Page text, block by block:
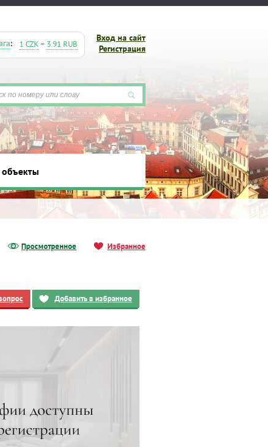
Вход на сайт
Регистрация
: 1 CZK= 3.91 RUB
Просмотренное Избранное
Добавить в избранное